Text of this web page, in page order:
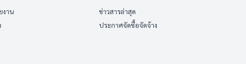
งาน
ข่าวสารล่าสุด
ประกาศจัดซื้อจัดจ้าง